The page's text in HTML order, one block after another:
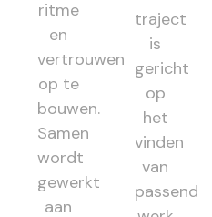
ritme
en
vertrouwen
op te
bouwen.
Samen
wordt
gewerkt
aan
traject
is
gericht
op
het
vinden
van
passend